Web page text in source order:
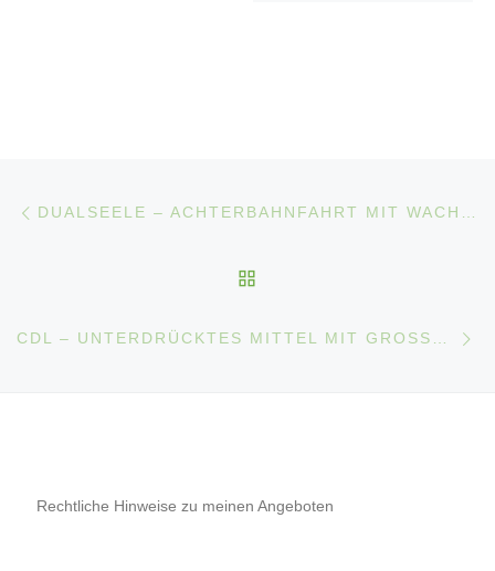
Beitragsnavigation DUALSEELE – ACHTERBAHNFAHRT MIT WACHSTUMSPOTENZIAL
CDL – UNTERDRÜCKTES MITTEL MIT GROSSEM POTENZIAL
Rechtliche Hinweise zu meinen Angeboten